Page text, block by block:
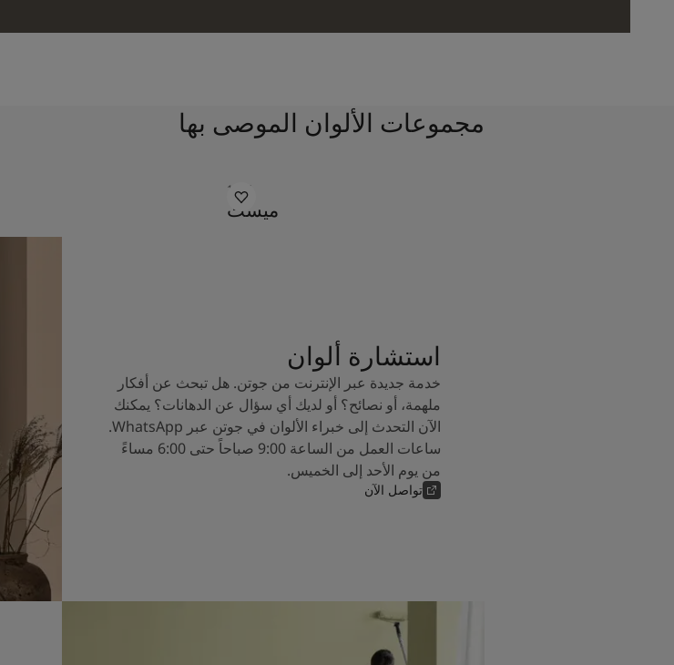
مجموعات الألوان الموصى بها
1376
ميست
استشارة ألوان
خدمة جديدة عبر الإنترنت من جوتن. هل تبحث عن أفكار
ملهمة، أو نصائح؟ أو لديك أي سؤال عن الدهانات؟ يمكنك
الآن التحدث إلى خبراء الألوان في جوتن عبر WhatsApp.
ساعات العمل من الساعة 9:00 صباحاً حتى 6:00 مساءً
من يوم الأحد إلى الخميس.
تواصل الآن